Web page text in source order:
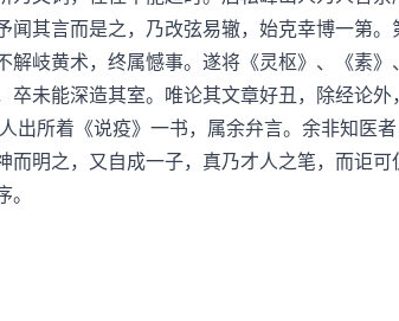
其言而是之，乃改弦易辙，始克幸博一第。
岐黄术，终属憾事。遂将《灵枢》、《素》、
卒未能深造其室。唯论其文章好丑，除经论外
出所着《说疫》一书，属余弁言。余非知医
明之，又自成一子，真乃才人之笔，而讵可